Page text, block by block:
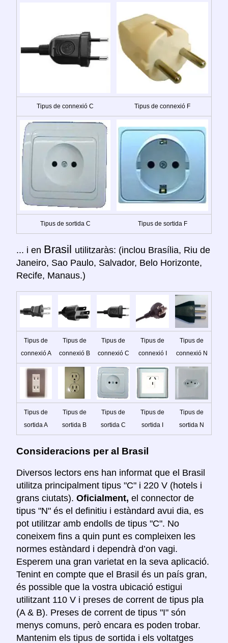
Tipus de connexió C Tipus de connexió F
Tipus de sortida C Tipus de sortida F
... i en Brasil utilitzaràs: (inclou Brasília, Riu de
Janeiro, Sao Paulo, Salvador, Belo Horizonte,
Recife, Manaus.)
Tipus de
connexió A
Tipus de
connexió B
Tipus de
connexió C
Tipus de
connexió I
Tipus de
connexió N
Tipus de
sortida A
Tipus de
sortida B
Tipus de
sortida C
Tipus de
sortida I
Tipus de
sortida N
Consideracions per al Brasil
Diversos lectors ens han informat que el Brasil
utilitza principalment tipus "C" i 220 V (hotels i
grans ciutats). Oficialment, el connector de
tipus "N" és el definitiu i estàndard avui dia, es
pot utilitzar amb endolls de tipus "C". No
coneixem fins a quin punt es compleixen les
normes estàndard i dependrà d’on vagi.
Esperem una gran varietat en la seva aplicació.
Tenint en compte que el Brasil és un país gran,
és possible que la vostra ubicació estigui
utilitzant 110 V i preses de corrent de tipus pla
(A & B). Preses de corrent de tipus "I" són
menys comuns, però encara es poden trobar.
Mantenim els tipus de sortida i els voltatges